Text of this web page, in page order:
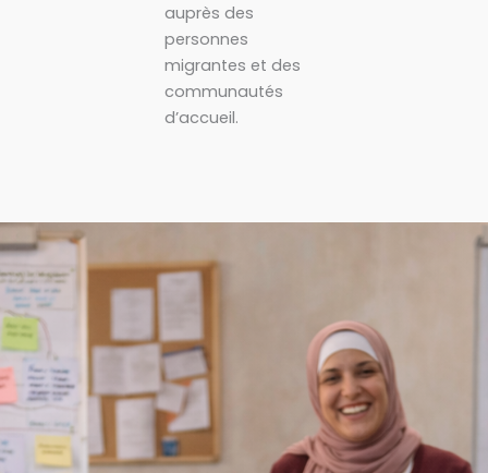
auprès des
personnes
migrantes et des
communautés
d’accueil.